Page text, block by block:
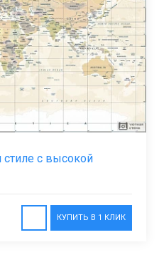
с высокой
КУПИТЬ В 1 КЛИК